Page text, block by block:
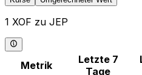
1 XOF zu JEP
Metrik
Letzte 7
Tage